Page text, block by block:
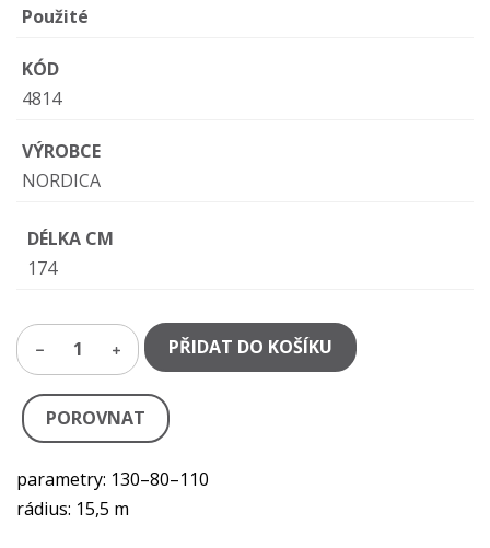
Použité
KÓD
4814
VÝROBCE
NORDICA
DÉLKA CM
174
1 PŘIDAT DO KOŠÍKU
POROVNAT
parametry: 130–80–110
rádius: 15,5 m